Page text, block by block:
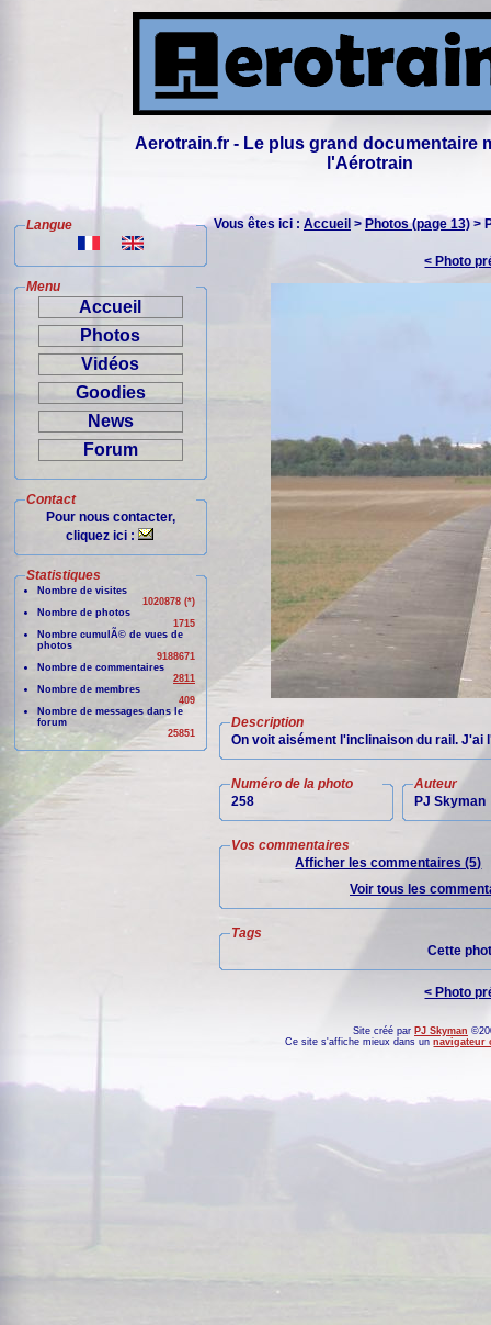
Aerotrain.fr - Le plus grand documentaire
l'Aérotrain
Langue
Menu
Accueil
Photos
Vidéos
Goodies
News
Forum
Contact
Pour nous contacter,
cliquez ici :
Statistiques
Nombre de visites
1020878 (*)
Nombre de photos
1715
Nombre cumulÃ© de vues de
photos
9188671
Nombre de commentaires
2811
Nombre de membres
409
Nombre de messages dans le
forum
25851
Vous êtes ici : Accueil > Photos (page 13) >
< Photo
Description
On voit aisément l'inclinaison du rail.
Numéro de la photo
258
Auteur
PJ Skyman
Vos commentaires
Afficher les commentaires (5)
Voir tous les
Tags
Cette
< Photo
Site créé par PJ Skyman
Ce site s'affiche mieux dans unnavigateur